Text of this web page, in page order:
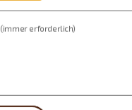
(immer erforderlich)